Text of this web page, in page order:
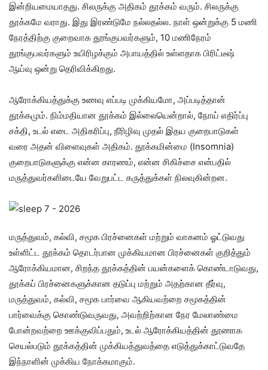
இன்றியமையாதது. சிலருக்கு அதிகம் தூக்கம் வரும். சிலருக்கு
தூக்கமே வராது. இது இரண்டுமே நல்லதல்ல. நாள் ஒன்றுக்கு 5 மணி
நேரத்திற்கு குறைவாக தூங்குபவர்களும், 10 மணிநேரம்
தூங்குபவர்களும் உயிரிழக்கும் அபாயத்தில் உள்ளதாக பிரிட்டீஷ்
ஆய்வு ஒன்று தெரிவிக்கிறது.
ஆரோக்கியத்துக்கு உணவு எப்படி முக்கியமோ, அப்படித்தான்
தூக்கமும். நிம்மதியான தூக்கம் இல்லையென்றால், நோய் எதிர்ப்பு
சக்தி, உடல் எடை அதிகரிப்பு, நீரிழிவு முதல் இதய குறைபாடுகள்
வரை அதன் விளைவுகள் அதிகம். தூக்கமின்மை (Insomnia)
குறைபாடுகளுக்கு என்ன காரணம், என்ன சிகிச்சை என்பதில்
மருத்துவர்களிடையே வேறுபட்ட கருத்துக்கள் நிலவுகின்றன.
மருத்துவம், கல்வி, சமூக பிரச்னைகள் மற்றும் வாகனம் ஓட்டுவது
உள்ளிட்ட தூக்கம் தொடர்பான முக்கியமான பிரச்னைகள் குறித்தும்
ஆரோக்கியமான, சிறந்த தூக்கத்தின் பயன்களைக் கொண்டாடுவது,
தூக்கப் பிரச்னைகளுக்கான தடுப்பு மற்றும் அதற்கான தீர்வு,
மருத்துவம், கல்வி, சமூக பார்வை ஆகியவற்றை சமூகத்தின்
பார்வைக்கு கொண்டுவருவது, அவற்றிற்கான நேர மேலாண்மை
போன்றவற்றை ஊக்குவிப்பதும், உடல் ஆரோக்கியத்தின் தூணாக
செயல்படும் தூக்கத்தின் முக்கியத்துவத்தை எடுத்துக்காட்டுவதே
இந்நாளின் முக்கிய நோக்கமாகும்.